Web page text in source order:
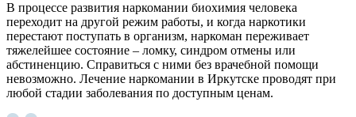
В процессе развития наркомании биохимия человека
переходит на другой режим работы, и когда наркотики
перестают поступать в организм, наркоман переживает
тяжелейшее состояние – ломку, синдром отмены или
абстиненцию. Справиться с ними без врачебной помощи
невозможно. Лечение наркомании в Иркутске проводят при
любой стадии заболевания по доступным ценам.